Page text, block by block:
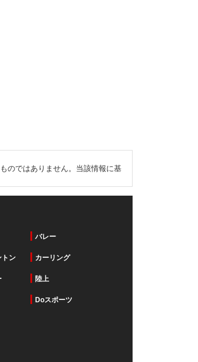
のではありません。当該情報に基
バレー
トン カーリング
陸上
Doスポーツ